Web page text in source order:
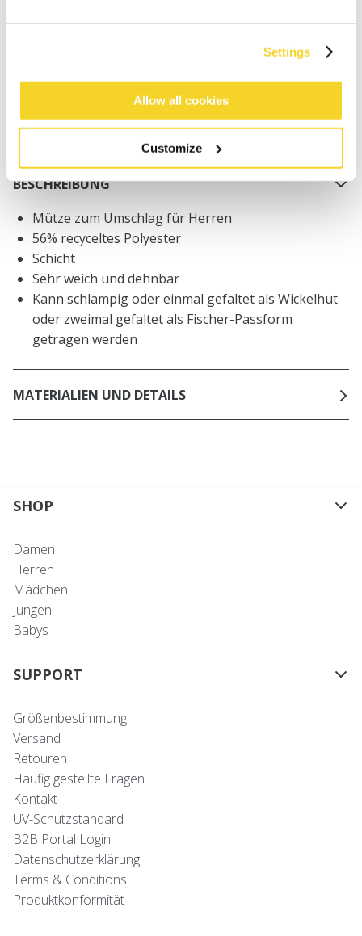
Settings
Allow all cookies
Customize
Bestellungen, die vor 12 Uhr MEZ (Montag bis
innerhalb Deutschland
30 Tage Rückgaberecht
BESCHREIBUNG
Mütze zum Umschlag für Herren
56% recyceltes Polyester
Schicht
Sehr weich und dehnbar
Kann schlampig oder einmal gefaltet als Wickelhut
oder zweimal gefaltet als Fischer-Passform
getragen werden
MATERIALIEN UND DETAILS
SHOP
Damen
Herren
Mädchen
Jungen
Babys
SUPPORT
Größenbestimmung
Versand
Retouren
Häufig gestellte Fragen
Kontakt
UV-Schutzstandard
B2B Portal Login
Datenschutzerklärung
Terms & Conditions
Produktkonformität